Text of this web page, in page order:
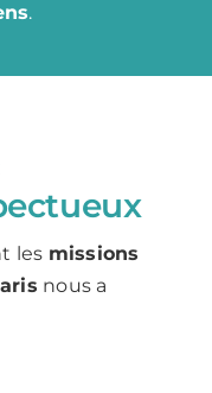
.
les missions
nous a